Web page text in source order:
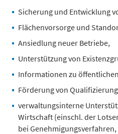
Sicherung und Entwicklung
Flächenvorsorge und
Ansiedlung neuer Betriebe,
Unterstützung von
Informationen zu
Förderung von
verwaltungsinterne
Wirtschaft (einschl. der
bei Genehmigungsverfahren,